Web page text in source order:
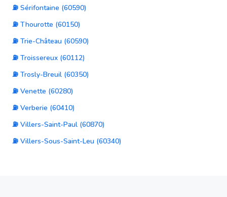
⛽ Sérifontaine (60590)
⛽ Thourotte (60150)
⛽ Trie-Château (60590)
⛽ Troissereux (60112)
⛽ Trosly-Breuil (60350)
⛽ Venette (60280)
⛽ Verberie (60410)
⛽ Villers-Saint-Paul (60870)
⛽ Villers-Sous-Saint-Leu (60340)